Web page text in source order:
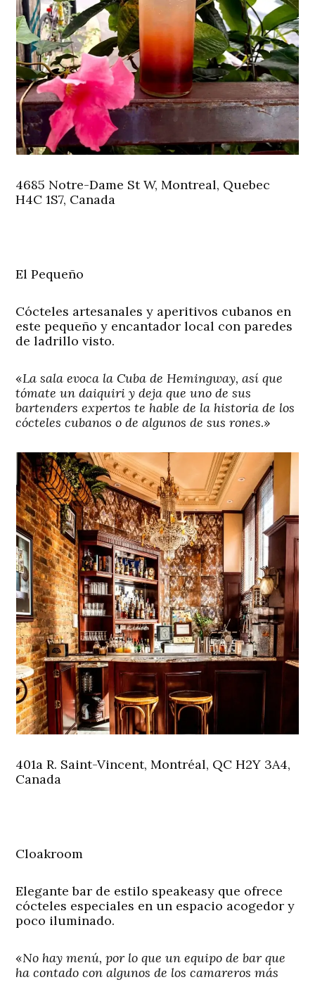
4685 Notre-Dame St W, Montreal, Quebec
H4C 1S7, Canada
El Pequeño
Cócteles artesanales y aperitivos cubanos en
este pequeño y encantador local con paredes
de ladrillo visto.
«La sala evoca la Cuba de Hemingway, así que
tómate un daiquiri y deja que uno de sus
bartenders expertos te hable de la historia de los
cócteles cubanos o de algunos de sus rones.»
401a R. Saint-Vincent, Montréal, QC H2Y 3A4,
Canada
Cloakroom
Elegante bar de estilo speakeasy que ofrece
cócteles especiales en un espacio acogedor y
poco iluminado.
«No hay menú, por lo que un equipo de bar que
ha contado con algunos de los camareros más